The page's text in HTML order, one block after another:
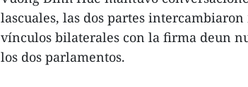
lascuales, las dos partes
vínculos bilaterales con la firma deun
los dos parlamentos.